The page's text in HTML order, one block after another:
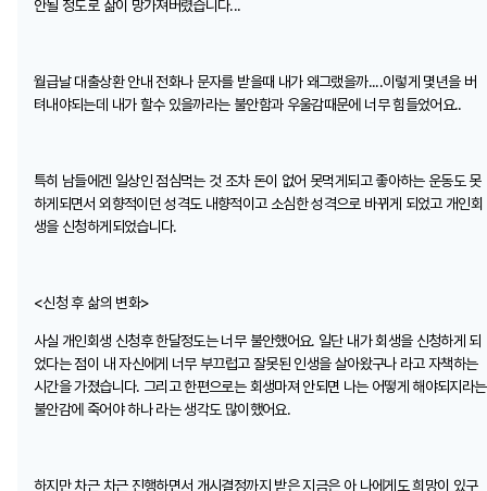
안될 정도로 삶이 망가져버렸습니다...
월급날 대출상환 안내 전화나 문자를 받을때 내가 왜그랬을까....이렇게 몇년을 버
텨내야되는데 내가 할수 있을까라는 불안함과 우울감때문에 너무 힘들었어요..
특히 남들에겐 일상인 점심먹는 것 조차 돈이 없어 못먹게되고 좋아하는 운동도 못
하게되면서 외향적이던 성격도 내향적이고 소심한 성격으로 바뀌게 되었고 개인회
생을 신청하게되었습니다.
<신청 후 삶의 변화>
사실 개인회생 신청후 한달정도는 너무 불안했어요. 일단 내가 회생을 신청하게 되
었다는 점이 내 자신에게 너무 부끄럽고 잘못된 인생을 살아왔구나 라고 자책하는
시간을 가졌습니다. 그리고 한편으로는 회생마져 안되면 나는 어떻게 해야되지라는
불안감에 죽어야 하나 라는 생각도 많이했어요.
하지만 차근 차근 진행하면서 개시결정까지 받은 지금은 아 나에게도 희망이 있구